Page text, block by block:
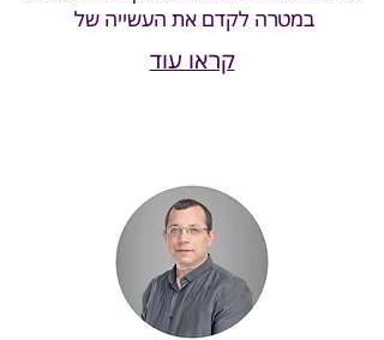
במטרה לקדם את העשייה של
קראו עוד